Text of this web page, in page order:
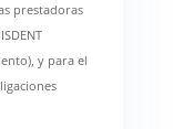
prestadoras
y para el